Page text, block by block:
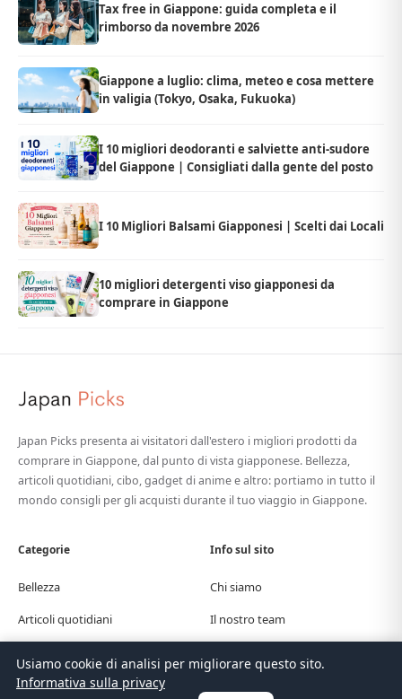
Tax free in Giappone: guida completa e il
rimborso da novembre 2026
Giappone a luglio: clima, meteo e cosa mettere
in valigia (Tokyo, Osaka, Fukuoka)
I 10 migliori deodoranti e salviette anti-sudore
del Giappone | Consigliati dalla gente del posto
I 10 Migliori Balsami Giapponesi | Scelti dai Locali
10 migliori detergenti viso giapponesi da
comprare in Giappone
Japan Picks presenta ai visitatori dall'estero i migliori prodotti da
comprare in Giappone, dal punto di vista giapponese. Bellezza,
articoli quotidiani, cibo, gadget di anime e altro: portiamo in tutto il
mondo consigli per gli acquisti durante il tuo viaggio in Giappone.
Categorie
Bellezza
Articoli quotidiani
Anime
Info sul sito
Chi siamo
Il nostro team
Usiamo cookie di analisi per migliorare questo sito.
Informativa sulla privacy